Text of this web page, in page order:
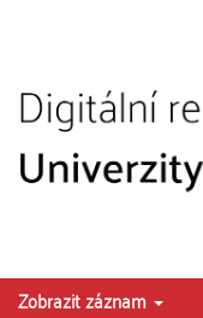
Zobrazit záznam